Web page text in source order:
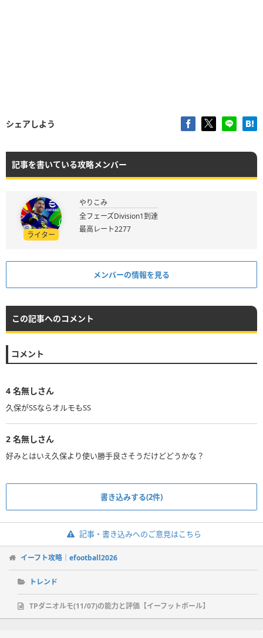
シェアしよう
記事を書いている攻略メンバー
ライター
やりこみ
全フェーズDivision1到達
最高レート2277
メンバーの情報を見る
この記事へのコメント
コメント
4 名無しさん
久保がSSならオルモもSS
2 名無しさん
書き込みする(2件)
記事・書き込みへのご意見はこちら
イーフト攻略｜efootball2026
トレンド
TPダニオルモ(11/07)の能力と評価【イーフットボール】